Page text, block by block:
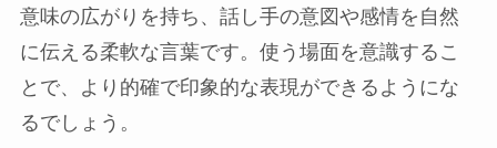
意味の広がりを持ち、話し手の意図や感情を自然
に伝える柔軟な言葉です。使う場面を意識するこ
とで、より的確で印象的な表現ができるようにな
るでしょう。